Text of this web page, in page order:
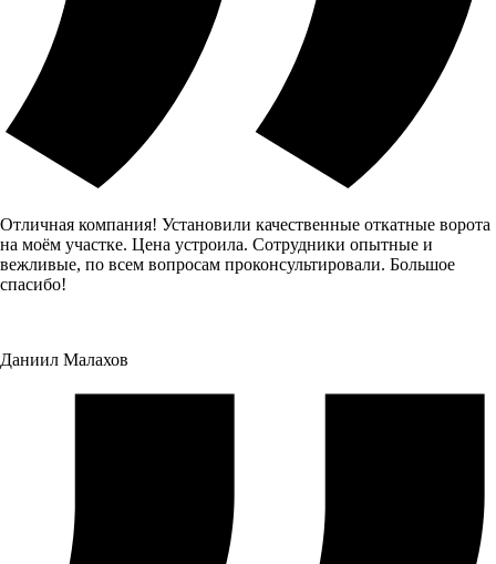
Отличная компания! Установили качественные откатные ворота
на моём участке. Цена устроила. Сотрудники опытные и
вежливые, по всем вопросам проконсультировали. Большое
спасибо!
Даниил Малахов